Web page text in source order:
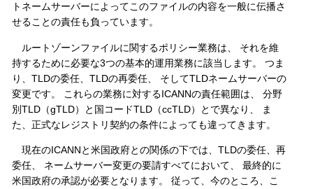
トネームサーバーによってこのファイルの内容を一般に伝播さ
せることの責任も負っています。
ルートゾーンファイルに関するポリシー業務は、 それを維
持するために必要な3つの基本的運用業務に該当します。 つま
り、TLDの委任、TLDの再委任、 そしてTLDネームサーバーの
変更です。 これらの業務に対するICANNの責任範囲は、 分野
別TLD（gTLD）と国コードTLD（ccTLD）とで異なり、 ま
た、正式なレジストリ契約の条件によっても違ってきます。
現在のICANNと米国政府との関係の下では、TLDの委任、再
委任、 ネームサーバー変更の要請すべてにおいて、 最終的に
米国政府の承認が必要となります。 従って、今のところ、こ